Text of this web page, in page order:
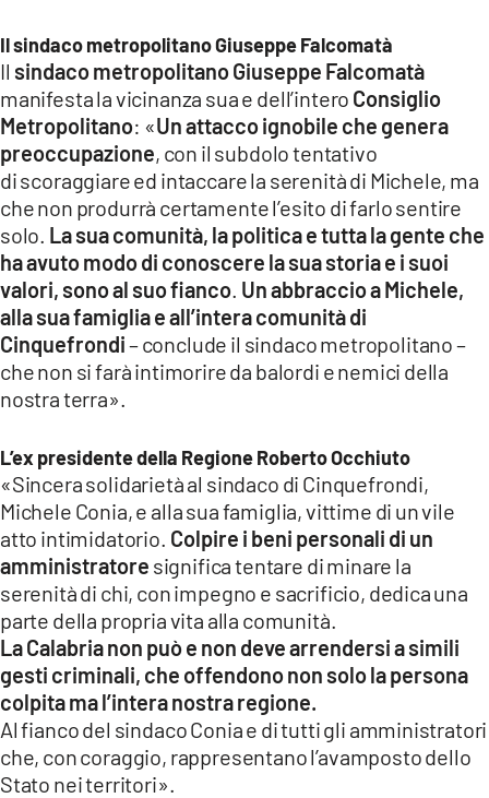
App
ANDROID
APPLE
Il sindaco metropolitano Giuseppe Falcomatà
Il sindaco metropolitano Giuseppe Falcomatà
manifesta la vicinanza sua e dell’intero Consiglio
Metropolitano: «Un attacco ignobile che genera
preoccupazione, con il subdolo tentativo
di scoraggiare ed intaccare la serenità di Michele, ma
che non produrrà certamente l’esito di farlo sentire
solo. La sua comunità, la politica e tutta la gente che
ha avuto modo di conoscere la sua storia e i suoi
valori, sono al suo fianco Un abbraccio a Michele,
alla sua famiglia e all’intera comunità di
Cinquefrondi– conclude il sindaco metropolitano –
che non si farà intimorire da balordi e nemici della
nostra terra».
L’ex presidente della Regione Roberto Occhiuto
«Sincera solidarietà al sindaco di Cinquefrondi,
Michele Conia, e alla sua famiglia, vittime di un vile
atto intimidatorio. Colpire i beni personali di un
amministratore significa tentare di minare la
serenità di chi, con impegno e sacrificio, dedica una
parte della propria vita alla comunità.
La Calabria non può e non deve arrendersi a simili
gesti criminali, che offendono non solo la persona
colpita ma l’intera nostra regione.
Al fianco del sindaco Conia e di tutti gli amministratori
che, con coraggio, rappresentano l’avamposto dello
Stato nei territori».